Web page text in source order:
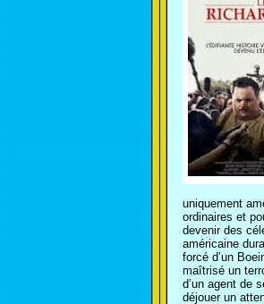
uniquement
ordinaires et
devenir des
américaine
forcé d’un
maîtrisé un
d’un agent de
déjouer un